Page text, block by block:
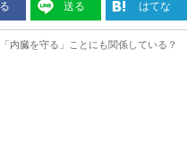
送る はてな
内臓を守る」ことにも関係している？